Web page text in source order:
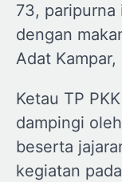
73, paripurna
dengan
Adat
Ketau TP
dampingi
beserta
kegiatan